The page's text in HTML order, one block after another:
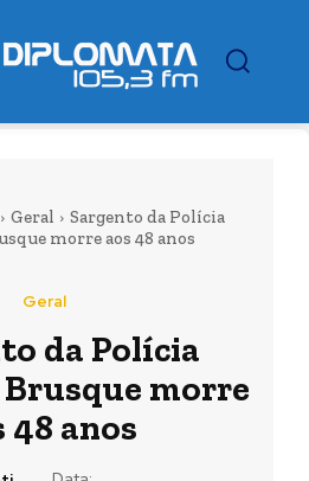
Geral
Sargento da Polícia
morre aos 48 anos
Geral
da Polícia
morre
48 anos